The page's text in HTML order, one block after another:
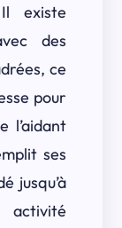
existe
des
ce
pour
l’aidant
ses
jusqu’à